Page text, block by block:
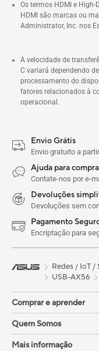
Os termos HDMI e
HDMI são marcas ou
Administrator, Inc. nos
A velocidade de
C variará dependendo
processamento do
fatores relacionados à
operacional.
Envio Grátis
Envio gratuito a
Ajuda para
Contate-nos por e-
Devoluções
Devoluções sem
Pagamento
Encriptação para
Redes / IoT /
USB-AX56
Comprar e aprender
Quem Somos
Mais informação